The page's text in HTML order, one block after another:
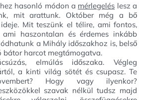
hasonló módon a mérlegelés lesz a
mit arattunk. Október még a bő
Mit teszünk el télire, ami fontos,
haszontalan és érdemes inkább
a Mihály időszakhoz is, belső
bátor harcot megtámogatva.
elmúlás időszaka. Végleg
a kinti világ sötét és csupasz. Te
Hogy vagy ilyenkor?
szavak nélkül tudsz majd